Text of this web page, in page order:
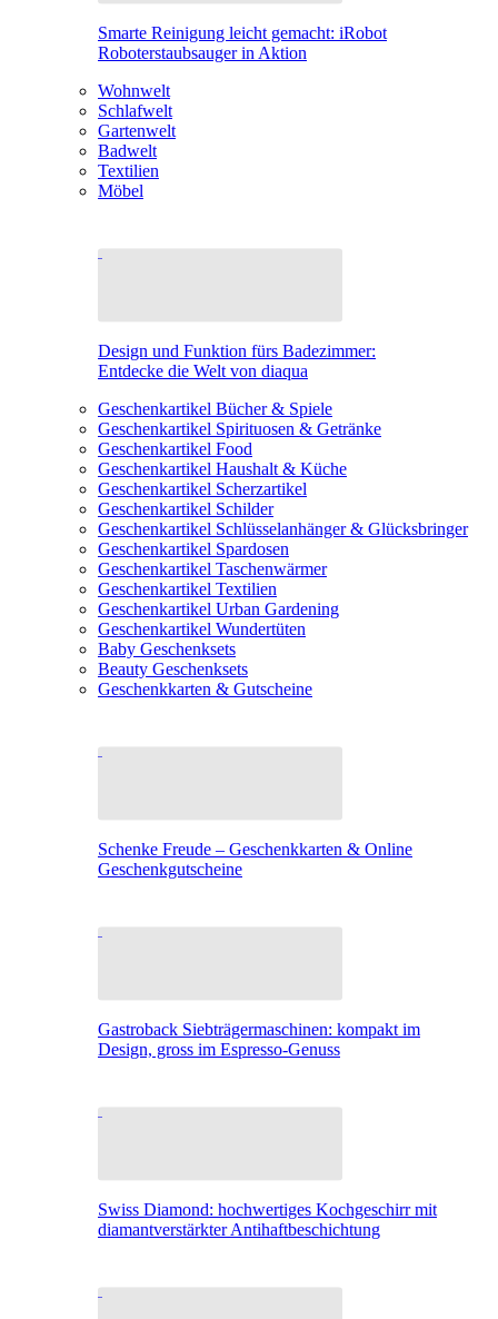
Smarte Reinigung leicht gemacht: iRobot
Roboterstaubsauger in Aktion
Wohnwelt
Schlafwelt
Gartenwelt
Badwelt
Textilien
Möbel
Design und Funktion fürs Badezimmer:
Entdecke die Welt von diaqua
Geschenkartikel Bücher & Spiele
Geschenkartikel Spirituosen & Getränke
Geschenkartikel Food
Geschenkartikel Haushalt & Küche
Geschenkartikel Scherzartikel
Geschenkartikel Schilder
Geschenkartikel Schlüsselanhänger & Glücksbringer
Geschenkartikel Spardosen
Geschenkartikel Taschenwärmer
Geschenkartikel Textilien
Geschenkartikel Urban Gardening
Geschenkartikel Wundertüten
Baby Geschenksets
Beauty Geschenksets
Geschenkkarten & Gutscheine
Schenke Freude – Geschenkkarten & Online
Geschenkgutscheine
Gastroback Siebträgermaschinen: kompakt im
Design, gross im Espresso-Genuss
Swiss Diamond: hochwertiges Kochgeschirr mit
diamantverstärkter Antihaftbeschichtung